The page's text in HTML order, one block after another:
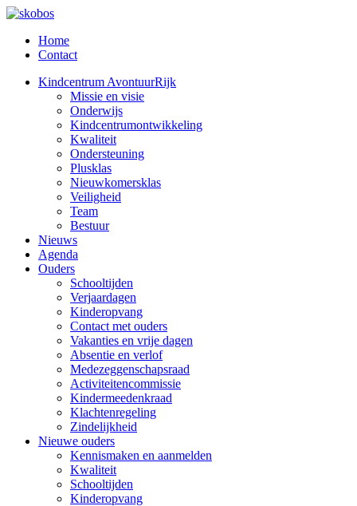
Home
Contact
Kindcentrum AvontuurRijk
Missie en visie
Onderwijs
Kindcentrumontwikkeling
Kwaliteit
Ondersteuning
Plusklas
Nieuwkomersklas
Veiligheid
Team
Bestuur
Nieuws
Agenda
Ouders
Schooltijden
Verjaardagen
Kinderopvang
Contact met ouders
Vakanties en vrije dagen
Absentie en verlof
Medezeggenschapsraad
Activiteitencommissie
Kindermeedenkraad
Klachtenregeling
Zindelijkheid
Nieuwe ouders
Kennismaken en aanmelden
Kwaliteit
Schooltijden
Kinderopvang